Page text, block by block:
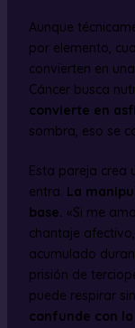
Aunque
por elemento,
convierten en
Cáncer busca
convierte en
sombra, eso se
Esta pareja crea
entra. La
base. «Si me
chantaje
acumulado
prisión de
puede respirar
confunde con